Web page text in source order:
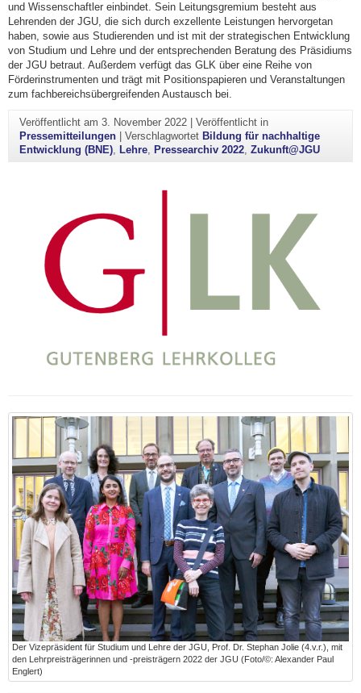
und Wissenschaftler einbindet. Sein Leitungsgremium besteht aus
Lehrenden der JGU, die sich durch exzellente Leistungen hervorgetan
haben, sowie aus Studierenden und ist mit der strategischen Entwicklung
von Studium und Lehre und der entsprechenden Beratung des Präsidiums
der JGU betraut. Außerdem verfügt das GLK über eine Reihe von
Förderinstrumenten und trägt mit Positionspapieren und Veranstaltungen
zum fachbereichsübergreifenden Austausch bei.
Veröffentlicht am 3. November 2022| Veröffentlicht in
Pressemitteilungen| Verschlagwortet Bildung für nachhaltige
Entwicklung (BNE), Lehre, Pressearchiv 2022, Zukunft@JGU
Der Vizepräsident für Studium und Lehre der JGU, Prof. Dr. Stephan Jolie (4.v.r.), mit
den Lehrpreisträgerinnen und -preisträgern 2022 der JGU (Foto/©: Alexander Paul
Englert)